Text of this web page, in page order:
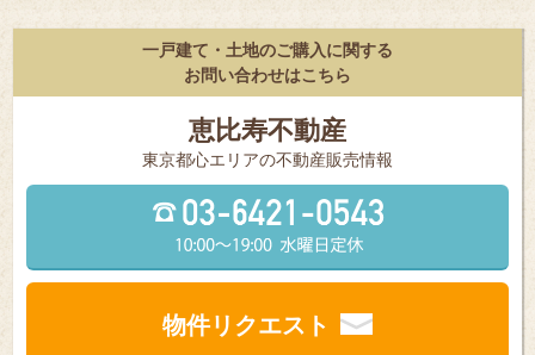
一戸建て・土地のご購入に関する
お問い合わせはこちら
恵比寿不動産
東京都⼼エリアの不動産販売情報
物件リクエスト